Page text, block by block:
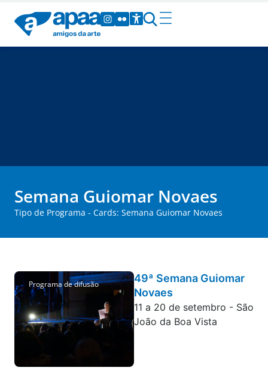
Semana Guiomar Novaes
Tipo de Programa - Cards: Semana Guiomar Novaes
Programa de difusão
49ª Semana Guiomar
Novaes
11 a 20 de setembro - São
João da Boa Vista